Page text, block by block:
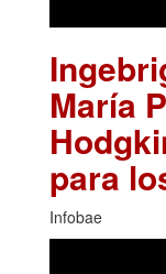
María
para
Infobae